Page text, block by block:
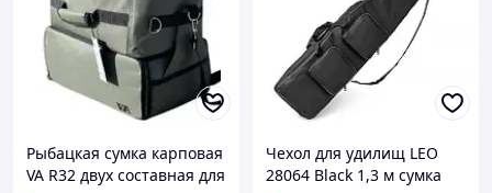
Рыбацкая сумка карповая
VA R32 двух составная для
Чехол для удилищ LEO
28064 Black 1,3 м сумка